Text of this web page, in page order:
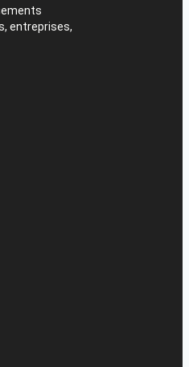
entreprises,